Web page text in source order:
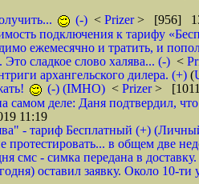
(-) < Prizer> [956]
подключения к тарифу
ежемесячно и тратить, и
сладкое слово халява... (-) <
архангельского дилера. (+) (
(-) (IMHO) < Prizer>
самом деле: Даня подтвердил,
11:19
- тариф Бесплатный (+)
протестировать... в общем две
смс - симка передана в
оставил заявку. Около 10-ти